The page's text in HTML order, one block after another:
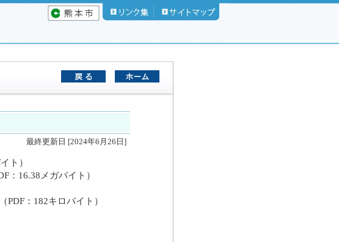
最終更新日 [2024年6月26日]
ト）
：16.38メガバイト）
（PDF：182キロバイト）